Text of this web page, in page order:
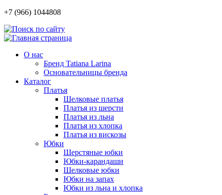
+7 (966) 1044808
О нас
Бренд Tatiana Larina
Основательницы бренда
Каталог
Платья
Шелковые платья
Платья из шерсти
Платья из льна
Платья из хлопка
Платья из вискозы
Юбки
Шерстяные юбки
Юбки-карандаши
Шелковые юбки
Юбки на запах
Юбки из льна и хлопка